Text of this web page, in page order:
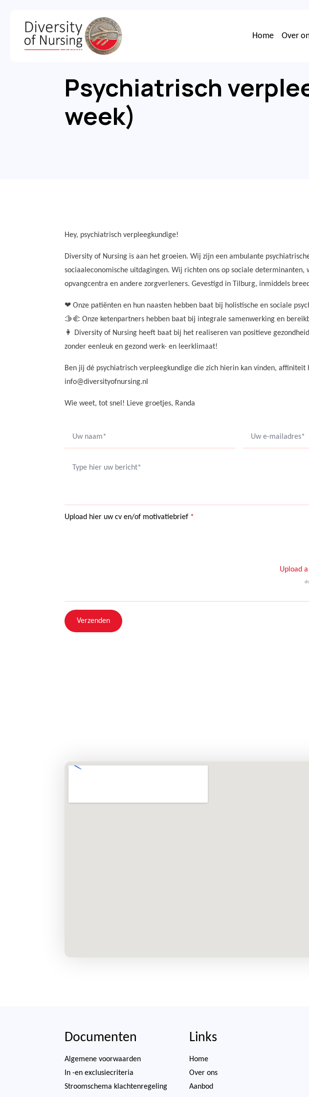
Home Over
Psychiatrisch
week)
Hey, psychiatrisch verpleegkundige!
Diversity of Nursing is aan het groeien. Wij zijn een ambulante
sociaaleconomische uitdagingen. Wij richten ons op sociale
opvangcentra en andere zorgverleners. Gevestigd in Tilburg, inmiddels
❤ Onze patiënten en hun naasten hebben baat bij holistische en sociale
🫱🫲 Onze ketenpartners hebben baat bij integrale samenwerking en
👩 Diversity of Nursing heeft baat bij het realiseren van positieve
zonder eenleuk en gezond werk- en leerklimaat!
Ben jij dé psychiatrisch verpleegkundige die zich hierin kan vinden,
info@diversityofnursing.nl
Wie weet, tot snel! Lieve groetjes, Randa
Upload hier uw cv en/of motivatiebrief *
Upload
Verzenden
Documenten
Algemene voorwaarden
In -en exclusiecriteria
Stroomschema klachtenregeling
Links
Home
Over ons
Aanbod